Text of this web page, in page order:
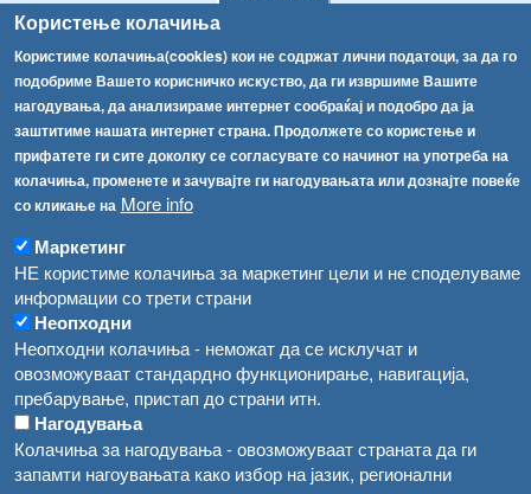
Користење колачиња
Користиме колачиња(cookies) кои не содржат лични податоци, за да го
подобриме Вашето корисничко искуство, да ги извршиме Вашите
нагодувања, да анализираме интернет сообраќај и подобро да ја
заштитиме нашата интернет страна. Продолжете со користење и
прифатете ги сите доколку се согласувате со начинот на употреба на
колачиња, променете и зачувајте ги нагодувањата или дознајте повеќе
со кликање на More info
Маркетинг
НЕ користиме колачиња за маркетинг цели и не споделуваме
информации со трети страни
Неопходни
Неопходни колачиња - неможат да се исклучат и
овозможуваат стандардно функционирање, навигација,
пребарување, пристап до страни итн.
Нагодувања
Колачиња за нагодувања - овозможуваат страната да ги
запамти нагоувањата како избор на јазик, регионални
ТЕЛ:+389 2 2457 895
ТЕЛ:
Факс:+389 2 2457 893
Факс:+389 2 2457 871
info@fva.gov.mk
[АХВ-претходна страна]
Соопштенија
Високите температури ризик од труење со храна, опасни се и за животните
Водата во Гостивар може да се користи како техничка, продолжува испораката на флаширана вода
Во Гостивар спроведени 70 вонредни контроли
Забраната за водата во Гостивар останува на сила, операторите да користат само технички безбедна вода
Навигација
Регистри
Обрасци
Забрани
Огласи